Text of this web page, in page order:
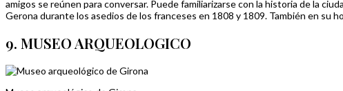
amigos se reúnen para conversar. Puede familiarizarse con la historia de la
Gerona durante los asedios de los franceses en 1808 y 1809. También en su
9. MUSEO ARQUEOLOGICO